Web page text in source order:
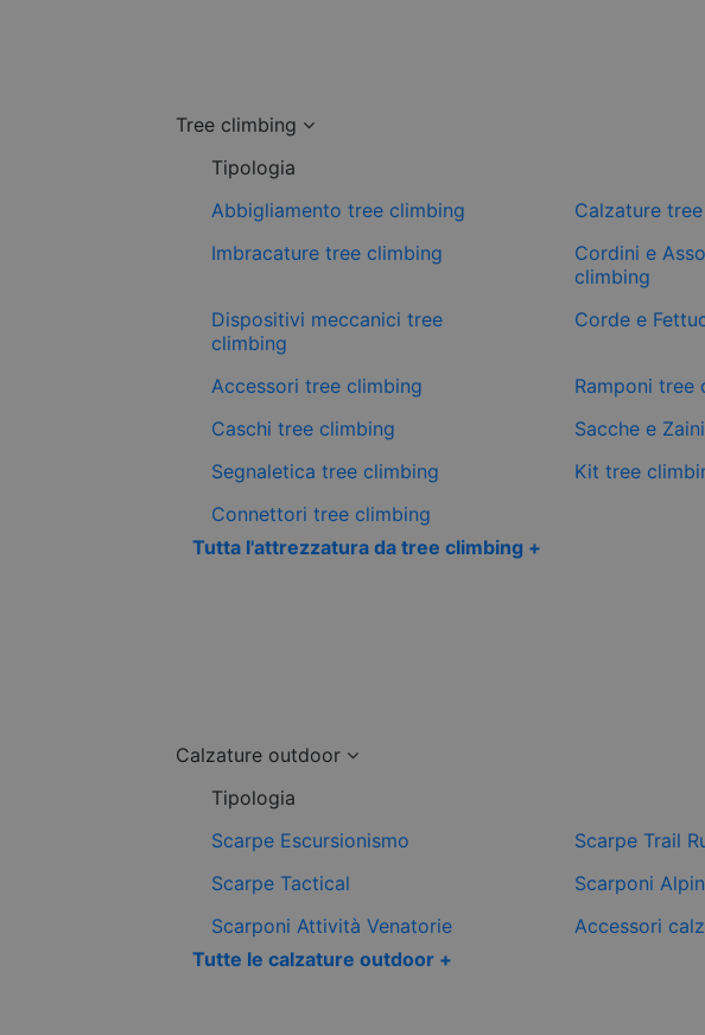
Tree climbing
Tipologia
Abbigliamento tree climbing
Calzature
Imbracature tree climbing
Cordini e
climbing
Dispositivi meccanici tree
climbing
Corde e
Accessori tree climbing
Ramponi tree
Caschi tree climbing
Sacche e
Segnaletica tree climbing
Kit tree
Connettori tree climbing
Tutta l'attrezzatura da tree climbing +
Calzature outdoor
Tipologia
Scarpe Escursionismo
Scarpe Trail
Scarpe Tactical
Scarponi
Scarponi Attività Venatorie
Accessori
Tutte le calzature outdoor +